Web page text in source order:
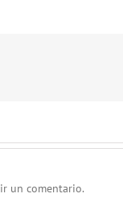
un comentario.